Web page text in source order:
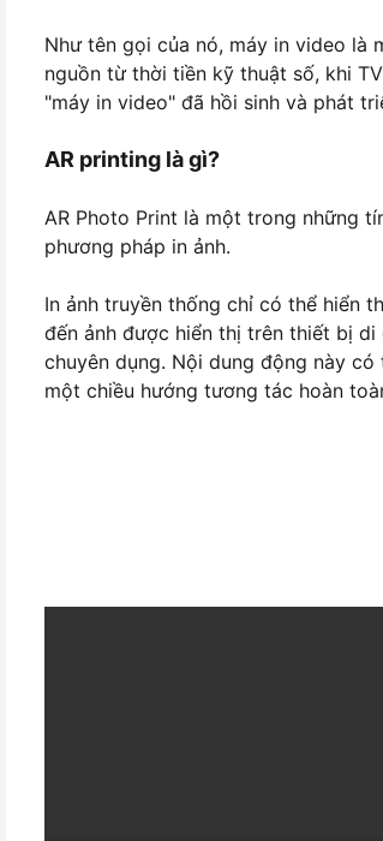
Như tên gọi của nó, máy in video là
nguồn từ thời tiền kỹ thuật số, khi
"máy in video" đã hồi sinh và phát
AR printing là gì?
AR Photo Print là một trong những
phương pháp in ảnh.
In ảnh truyền thống chỉ có thể hiển
đến ảnh được hiển thị trên thiết bị
chuyên dụng. Nội dung động này
một chiều hướng tương tác hoàn